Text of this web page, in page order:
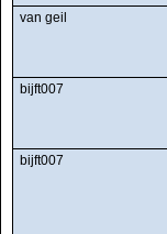
van geil
bijft007
bijft007